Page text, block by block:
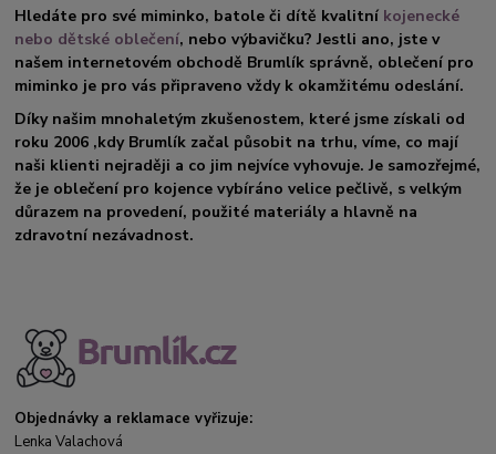
Hledáte pro své miminko, batole či dítě kvalitní kojenecké
nebo dětské oblečení, nebo výbavičku? Jestli ano, jste v
našem internetovém obchodě Brumlík správně, oblečení pro
miminko je pro vás připraveno vždy k okamžitému odeslání.
Díky našim mnohaletým zkušenostem, které jsme získali od
roku 2006 ,kdy Brumlík začal působit na trhu, víme, co mají
naši klienti nejraději a co jim nejvíce vyhovuje. Je samozřejmé,
že je oblečení pro kojence vybíráno velice pečlivě, s velkým
důrazem na provedení, použité materiály a hlavně na
zdravotní nezávadnost.
Objednávky a reklamace vyřizuje:
Lenka Valachová